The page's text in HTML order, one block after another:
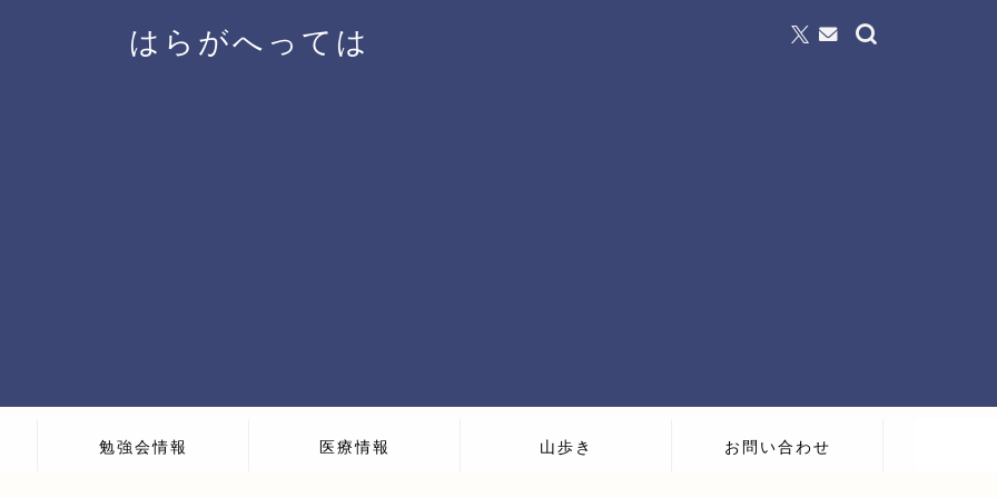
はらがへっては
勉強会情報 医療情報 山歩き お問い合わせ